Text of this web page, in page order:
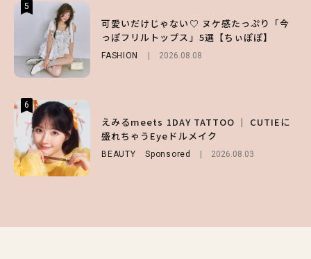
5
可愛いだけじゃない♡ ヌケ感たっぷり「今
っぽフリルトップス」5選【ちぃぽぽ】
FASHION 2026.08.08
6
えみるmeets 1DAY TATTOO ｜ CUTIEに
盛れちゃうEyeドルメイク
BEAUTY Sponsored 2026.08.03
5
【ALD1】グループの魅力＆素顔に迫る♡ 一
問一答をお届け！【sweet web独占】
ENTERTAINMENT 2026.08.03
6
【庄司浩平】初デートの勝負服は？夏の思い
出や最近のハマりものを深掘り
ENTERTAINMENT 2026.08.08
5
【夏ヘアのくずれ・うねりに】ヘアメイク夢
月直伝♡ ドライシャンプー「バティスト」
を使ったプロ級スタイリング3選
Sponsored
6
【GU】夏の“主役級”アイテム決定！ヘルシ
ー＆可愛すぎる「大人の肌見せ」トップス3
選
2026.07.19